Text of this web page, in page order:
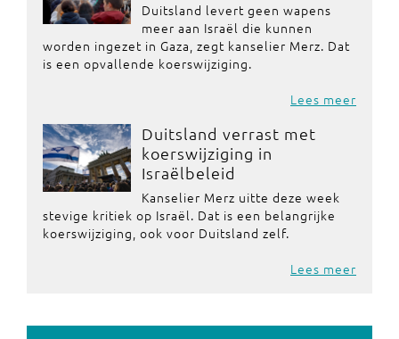
Duitsland levert geen wapens
meer aan Israël die kunnen
worden ingezet in Gaza, zegt kanselier Merz. Dat
is een opvallende koerswijziging.
Lees meer
Duitsland verrast met
koerswijziging in
Israëlbeleid
Kanselier Merz uitte deze week
stevige kritiek op Israël. Dat is een belangrijke
koerswijziging, ook voor Duitsland zelf.
Lees meer